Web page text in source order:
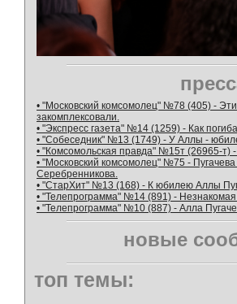
• "Московский комсомолец" №78 (405) -
закомплексовали.
• "Экспресс газета" №14 (1259) - Как
• "Собеседник" №13 (1749) - У Аллы -
• "Комсомольская правда" №15т (26965-
• "Московский комсомолец" №75 -
Серебренникова.
• "СтарХит" №13 (168) - К юбилею Аллы
• "Телепрограмма" №14 (891) - Незнакомая
• "Телепрограмма" №10 (887) - Алла
новые
топ темы: